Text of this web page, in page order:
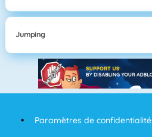
Jumping
Paramètres de confidentialité